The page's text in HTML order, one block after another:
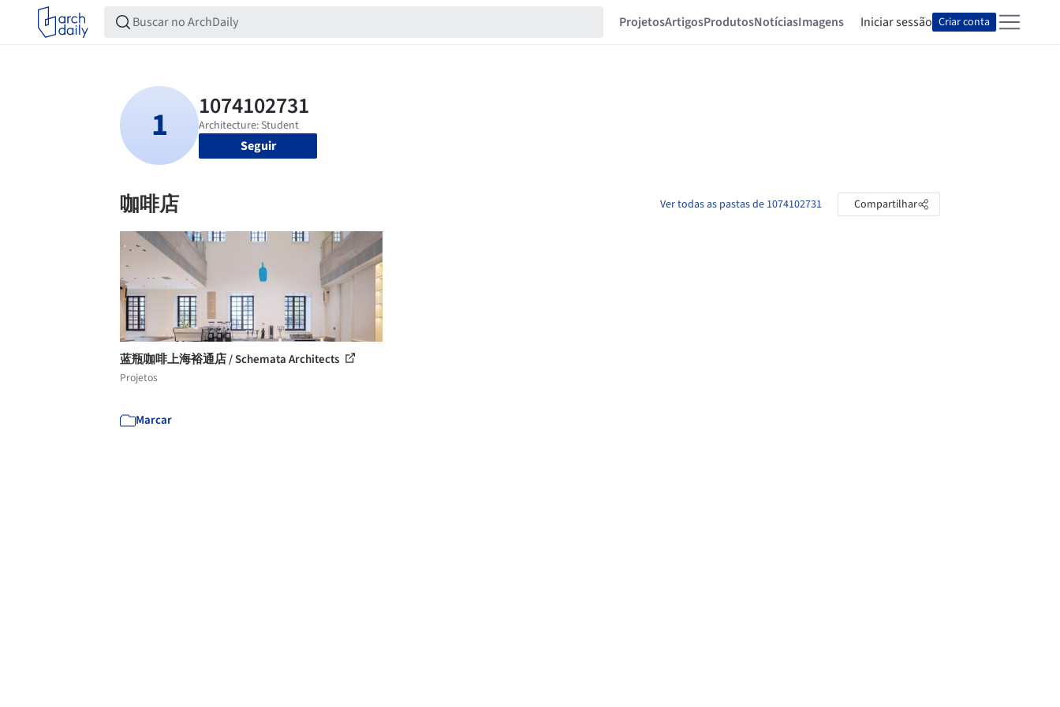
ProjetosArtigosProdutosNotíciasImagens Iniciar sessão Criar conta
Seguir
咖啡店 Ver todas as pastas de 1074102731 Compartilhar
蓝瓶咖啡上海裕通店 / Schemata Architects
Projetos
Marcar